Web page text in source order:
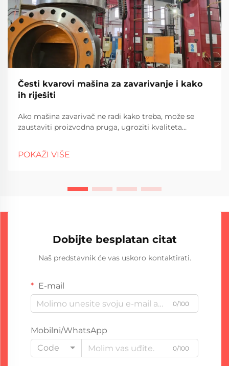
Česti kvarovi mašina za zavarivanje i kako
ih riješiti
Ako mašina zavarivač ne radi kako treba, može se
zaustaviti proizvodna pruga, ugroziti kvaliteta
industrijskim operacijama. Razumijevanje uobičajenih
grešaka i njihovih metoda rješavanja problema je od
POKAŽI VIŠE
Dobijte besplatan citat
Naš predstavnik će vas uskoro kontaktirati.
E-mail
0/100
Mobilni/WhatsApp
Code
0/100